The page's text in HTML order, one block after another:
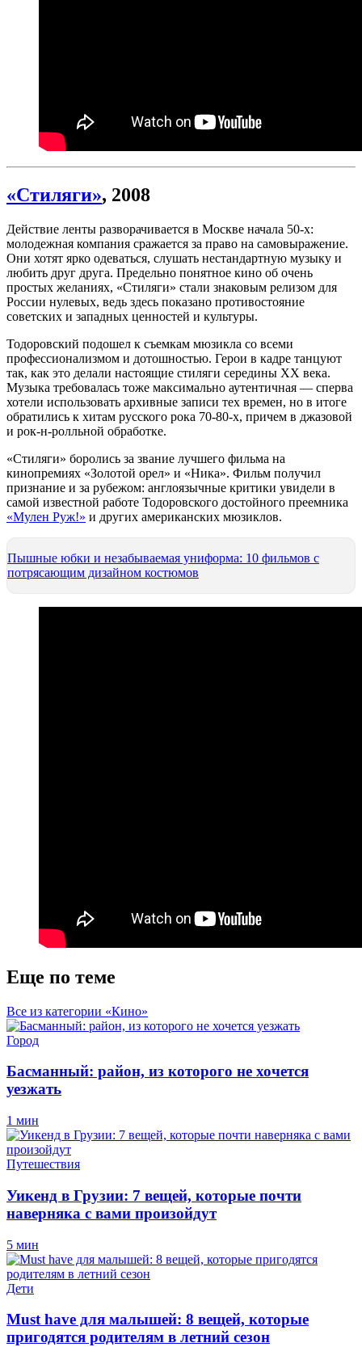
«Стиляги», 2008
Действие ленты разворачивается в Москве начала 50-х:
молодежная компания сражается за право на самовыражение.
Они хотят ярко одеваться, слушать нестандартную музыку и
любить друг друга. Предельно понятное кино об очень
простых желаниях, «Стиляги» стали знаковым релизом для
России нулевых, ведь здесь показано противостояние
советских и западных ценностей и культуры.
Тодоровский подошел к съемкам мюзикла со всеми
профессионализмом и дотошностью. Герои в кадре танцуют
так, как это делали настоящие стиляги середины XX века.
Музыка требовалась тоже максимально аутентичная — сперва
хотели использовать архивные записи тех времен, но в итоге
обратились к хитам русского рока 70-80-х, причем в джазовой
и рок-н-ролльной обработке.
«Стиляги» боролись за звание лучшего фильма на
кинопремиях «Золотой орел» и «Ника». Фильм получил
признание и за рубежом: англоязычные критики увидели в
самой известной работе Тодоровского достойного преемника
«Мулен Руж!» и других американских мюзиклов.
Пышные юбки и незабываемая униформа: 10 фильмов с
потрясающим дизайном костюмов
Еще по теме
Все из категории «Кино»
Город
Басманный: район, из которого не хочется
уезжать
1 мин
Путешествия
Уикенд в Грузии: 7 вещей, которые почти
наверняка с вами произойдут
5 мин
Дети
Must have для малышей: 8 вещей, которые
пригодятся родителям в летний сезон